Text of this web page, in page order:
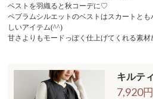
ベストを羽織ると秋コーデに♡
ペプラムシルエットのベストはスカートと
しいアイテム(^^)
甘さよりもモードっぽく仕上げてくれる素材
キルテ
7,920